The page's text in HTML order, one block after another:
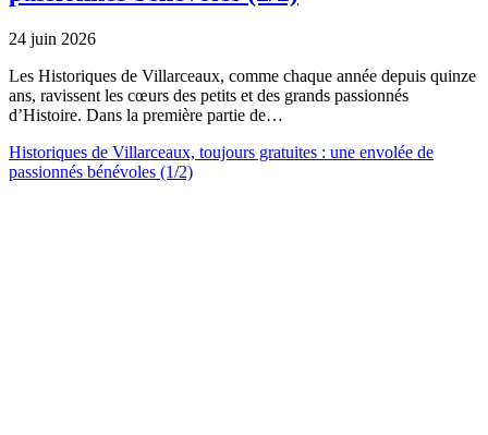
24 juin 2026
Les Historiques de Villarceaux, comme chaque année depuis quinze
ans, ravissent les cœurs des petits et des grands passionnés
d’Histoire. Dans la première partie de…
Historiques de Villarceaux, toujours gratuites : une envolée de
passionnés bénévoles (1/2)